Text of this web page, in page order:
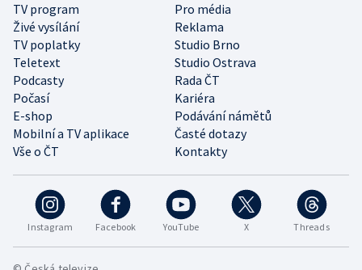
Instagram Facebook YouTube X Threads
TV program
Pro média
Živé vysílání
Reklama
TV poplatky
Studio Brno
Teletext
Studio Ostrava
Podcasty
Rada ČT
Počasí
Kariéra
E-shop
Podávání námětů
Mobilní a TV aplikace
Časté dotazy
Vše o ČT
Kontakty